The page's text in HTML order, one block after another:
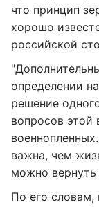
что принцип
хорошо
российской
определении
решение
вопросов
важна, чем
можно вернуть
По его словам,